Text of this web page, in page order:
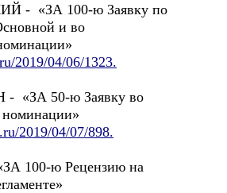
- «ЗА 100-ю Заявку по
и во
2019/04/06/1323.
«ЗА 50-ю Заявку во
2019/04/07/898.
100-ю Рецензию на